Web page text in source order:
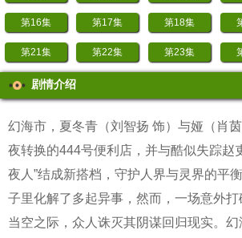
第16集 第17集 第18集
第21集 第22集 第23集
剧情介绍
幻海市，夏冬青（刘智扬 饰）与娅（肖
夜转换的444号便利店，并与酷似失踪赵
夜人”结成新搭档，守护人界与灵界的平
子里化解了多起异事，然而，一场意外
当空之际，众人诛灭其阴谋回归现实。